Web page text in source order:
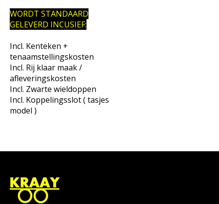
WORDT STANDAARD
GELEVERD INCUSIEF:
Incl. Kenteken +
tenaamstellingskosten
Incl. Rij klaar maak /
afleveringskosten
Incl. Zwarte wieldoppen
Incl. Koppelingsslot ( tasjes
model )